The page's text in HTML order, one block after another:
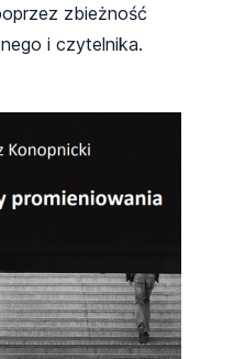
zbieżność
i czytelnika.